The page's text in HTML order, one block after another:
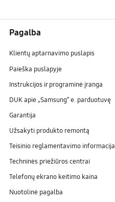
Pagalba
Klientų aptarnavimo puslapis
Paieška puslapyje
Instrukcijos ir programinė įranga
DUK apie „Samsung“ e. parduotuvę
Garantija
Užsakyti produkto remontą
Teisinio reglamentavimo informacija
Techninės priežiūros centrai
Telefonų ekrano keitimo kaina
Nuotolinė pagalba